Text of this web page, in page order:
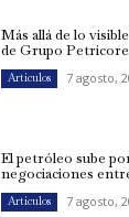
Más allá de lo
de Grupo Petricore
Artículos 7 agosto,
El petróleo sube
negociaciones
Artículos 7 agosto,